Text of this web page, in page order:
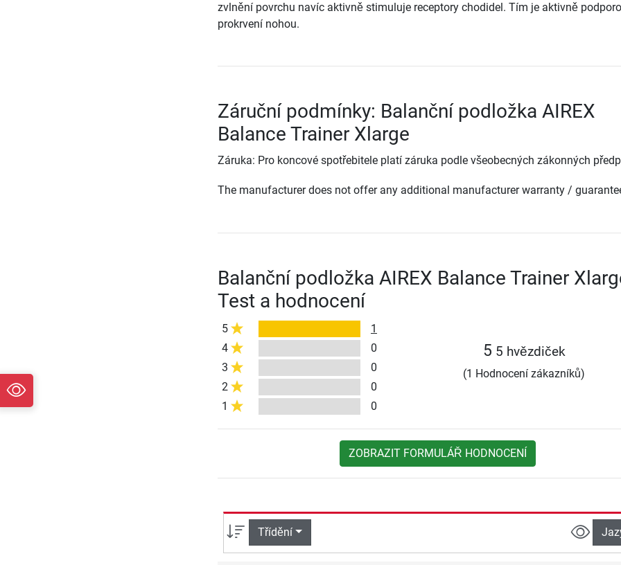
zvlnění povrchu navíc aktivně stimuluje receptory chodidel. Tím je aktivně
prokrvení nohou.
Záruční podmínky: Balanční podložka AIREX
Balance Trainer Xlarge
Záruka: Pro koncové spotřebitele platí záruka podle všeobecných zákonných
The manufacturer does not offer any additional manufacturer warranty /
Balanční podložka AIREX Balance Trainer
Test a hodnocení
5
1
4
0
3
0
2
0
1
0
5 5 hvězdiček
(1 Hodnocení zákazníků)
ZOBRAZIT FORMULÁŘ HODNOCENÍ
Třídění